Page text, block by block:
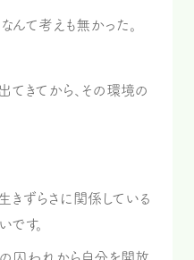
んて考えも無かった。
てきてから、その環境の
きずらさに関係している
です。